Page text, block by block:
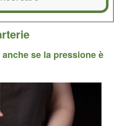
se la pressione è